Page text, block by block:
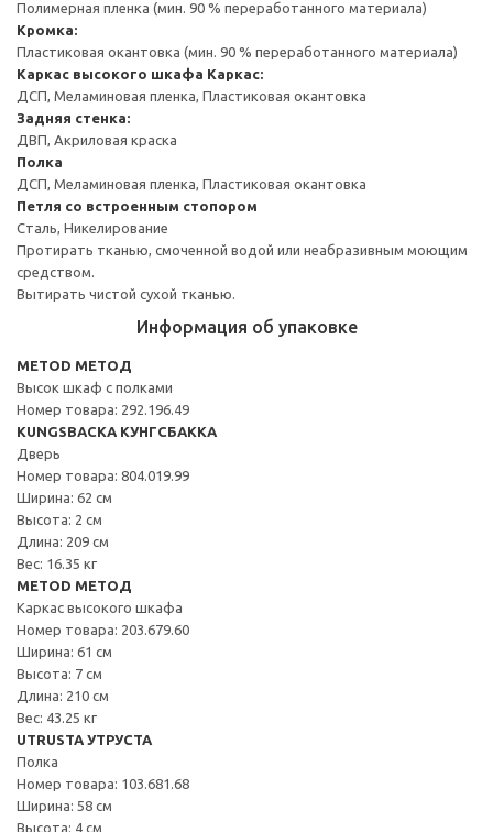
Полимерная пленка (мин. 90 % переработанного материала)
Кромка:
Пластиковая окантовка (мин. 90 % переработанного материала)
Каркас высокого шкафа Каркас:
ДСП, Меламиновая пленка, Пластиковая окантовка
Задняя стенка:
ДВП, Акриловая краска
Полка
ДСП, Меламиновая пленка, Пластиковая окантовка
Петля со встроенным стопором
Сталь, Никелирование
Протирать тканью, смоченной водой или неабразивным моющим
средством.
Вытирать чистой сухой тканью.
Информация об упаковке
METOD МЕТОД
Высок шкаф с полками
Номер товара: 292.196.49
KUNGSBACKA КУНГСБАККА
Дверь
Номер товара: 804.019.99
Ширина: 62 см
Высота: 2 см
Длина: 209 см
Вес: 16.35 кг
METOD МЕТОД
Каркас высокого шкафа
Номер товара: 203.679.60
Ширина: 61 см
Высота: 7 см
Длина: 210 см
Вес: 43.25 кг
UTRUSTA УТРУСТА
Полка
Номер товара: 103.681.68
Ширина: 58 см
Высота: 4 см